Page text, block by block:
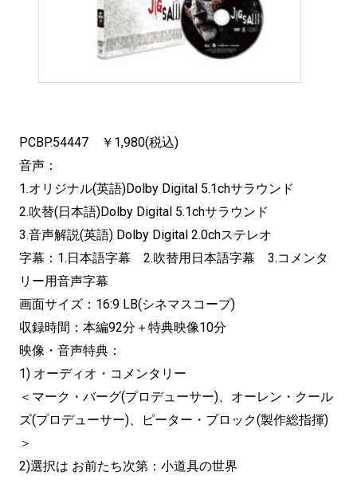
PCBP.54447 ￥1,980(税込)
音声：
1.オリジナル(英語)Dolby Digital 5.1chサラウンド
2.吹替(日本語)Dolby Digital 5.1chサラウンド
3.音声解説(英語) Dolby Digital 2.0chステレオ
字幕：1.日本語字幕 2.吹替用日本語字幕 3.コメンタ
リー用音声字幕
画面サイズ：16:9 LB(シネマスコープ)
収録時間：本編92分＋特典映像10分
映像・音声特典：
1) オーディオ・コメンタリー
＜マーク・バーグ(プロデューサー)、オーレン・クール
ズ(プロデューサー)、ピーター・ブロック(製作総指揮)
＞
2)選択は お前たち次第：小道具の世界